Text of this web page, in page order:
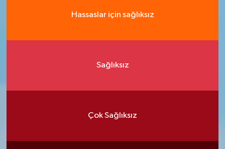
Hassaslar için sağlıksız
Sağlıksız
Çok Sağlıksız